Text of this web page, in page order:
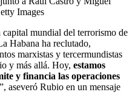
Images
capital mundial del terrorismo de
Habana ha reclutado,
marxistas y tercermundistas
y más allá. Hoy, estamos
y financia las operaciones
”, aseveró Rubio en un mensaje